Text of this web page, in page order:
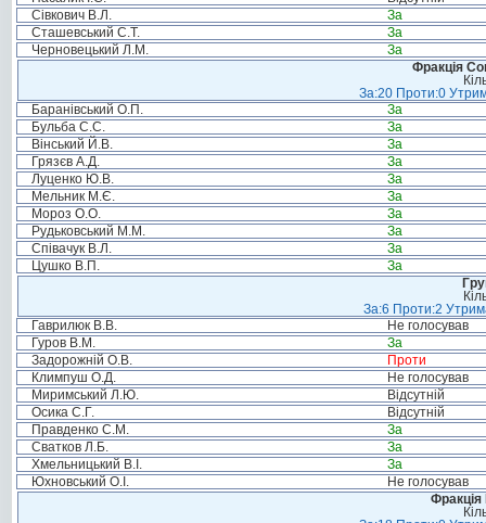
Сівкович В.Л.
За
Сташевський С.Т.
За
Черновецький Л.М.
За
Фракція
За:20 Проти:0
Баранівський О.П.
За
Бульба С.С.
За
Вінський Й.В.
За
Грязєв А.Д.
За
Луценко Ю.В.
За
Мельник М.Є.
За
Мороз О.О.
За
Рудьковський М.М.
За
Співачук В.Л.
За
Цушко В.П.
За
За:6 Проти:2
Гаврилюк В.В.
Не голосував
Гуров В.М.
За
Задорожній О.В.
Проти
Климпуш О.Д.
Не голосував
Миримський Л.Ю.
Відсутній
Осика С.Г.
Відсутній
Правденко С.М.
За
Сватков Л.Б.
За
Хмельницький В.І.
За
Юхновський О.І.
Не голосував